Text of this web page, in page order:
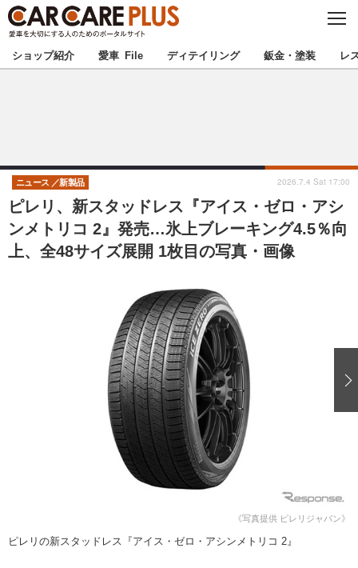
C
S
E
★カーケアプラス認定★ 厳選プロショップを地域から探す
甲信越 北陸
東海 関西
中国 四国
ショップレポート 愛車 File
自動車豆知識 ストップ！不具合修理＆粗悪修理
鈑金・塗装
ディテイリング
ヘッドライト磨き コーティング
フィルム・ラッピング
小キズ直し
ストップ 不具合修理＆粗悪修理
カーメーカー「旧車」関連プロジェ
プロショップ検索
ェクト
ショップ紹介 愛車 File ディテイリング 鈑金・塗装 レ
ピレリ、新スタッドレス『アイス・ゼロ・アシ
ンメトリコ 2』発売…氷上ブレーキング4.5％向
上、全48サイズ展開 1枚目の写真・画像
ニュース 新製品 2026.7.4 Sat 17:00
《写真提供 ピレリジャパン》
ピレリの新スタッドレス『アイス・ゼロ・アシンメトリコ 2』